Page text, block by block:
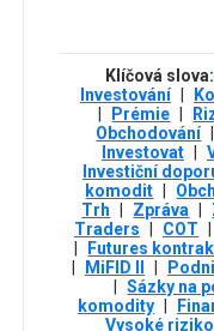
Klíčová slova:
Investování
Prémie
Obchodování
Investovat
Investiční
komodit
Trh
Zpráva
Traders
COT
Futures
MiFID II
Sázky na
komodity
Vysoké riziko